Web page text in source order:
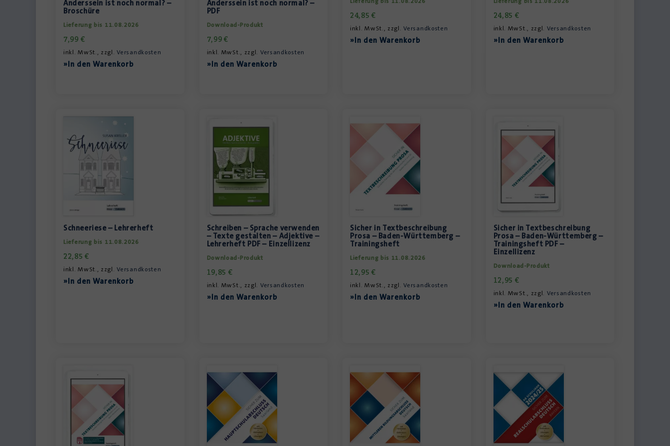
Anderssein ist noch normal? –
Broschüre
Lieferung bis 11.08.2026
7,99 €
inkl. MwSt., zzgl.Versandkosten
»In den Warenkorb
Anderssein ist noch normal? –
PDF
Download-Produkt
7,99 €
inkl. MwSt., zzgl. Versandkosten
»In den Warenkorb
24,85€
inkl. MwSt., zzgl.Versandkosten
»In den Warenkorb
24,85 €
inkl. MwSt., zzgl. Versandkosten
»In den Warenkorb
Schneeriese – Lehrerheft
Lieferung bis 11.08.2026
22,85€
inkl. MwSt., zzgl.Versandkosten
»In den Warenkorb
Schreiben – Sprache verwenden
– Texte gestalten – Adjektive –
Lehrerheft PDF – Einzellizenz
Download-Produkt
19,85 €
inkl. MwSt., zzgl. Versandkosten
»In den Warenkorb
Sicher in Textbeschreibung
Prosa – Baden-Württemberg –
Trainingsheft
Lieferung bis 11.08.2026
12,95€
inkl. MwSt., zzgl.Versandkosten
»In den Warenkorb
Sicher in Textbeschreibung
Prosa – Baden-Württemberg –
Trainingsheft PDF –
Einzellizenz
Download-Produkt
12,95 €
inkl. MwSt., zzgl. Versandkosten
»In den Warenkorb